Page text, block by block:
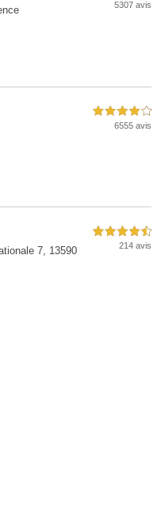
5307 avis
4,0 étoiles sur 5
6555 avis
7, 13590
4,5 étoiles sur 5
214 avis